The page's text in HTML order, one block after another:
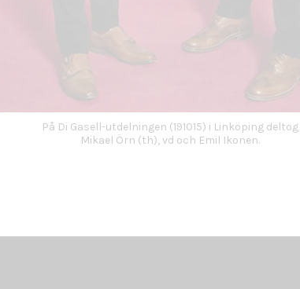
På Di Gasell-utdelningen (191015) i Linköping deltog
Mikael Örn (th), vd och Emil Ikonen.